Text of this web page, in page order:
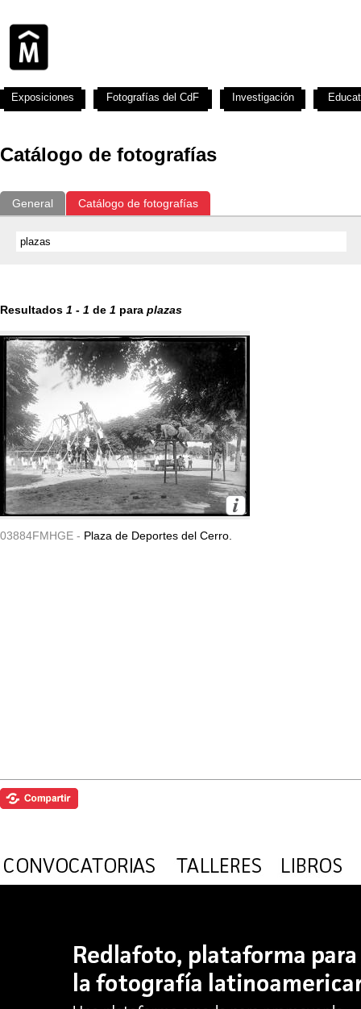
Catálogo de fotografías
General Catálogo de fotografías
Resultados 1 - 1 de 1 para plazas
03884FMHGE - Plaza de Deportes del Cerro.
Exposiciones Fotografías del CdF Investigación